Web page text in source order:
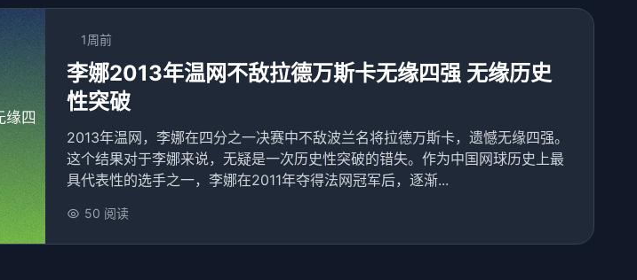
1周前
李娜2013年温网不敌拉德万斯卡无缘四强 无缘历史
性突破
2013年温网，李娜在四分之一决赛中不敌波兰名将拉德万斯卡，遗憾无缘四强。
这个结果对于李娜来说，无疑是一次历史性突破的错失。作为中国网球历史上最
具代表性的选手之一，李娜在2011年夺得法网冠军后，逐渐...
50 阅读